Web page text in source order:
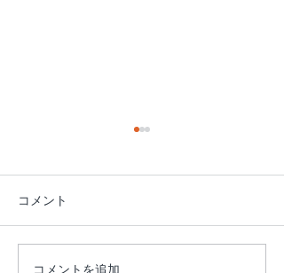
コメント
コメントを追加…